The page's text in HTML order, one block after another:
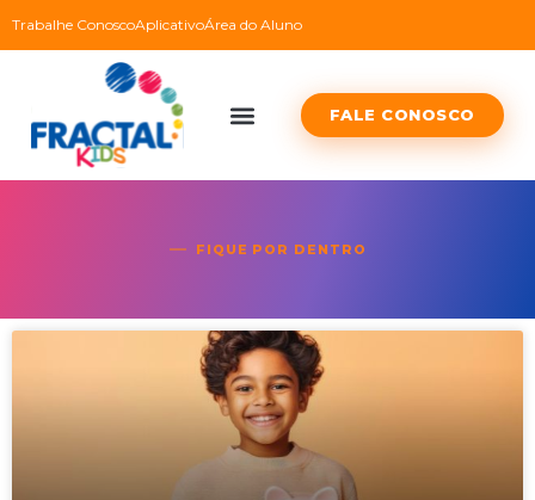
Trabalhe ConoscoAplicativoÁrea do Aluno
FALE CONOSCO
FIQUE POR DENTRO